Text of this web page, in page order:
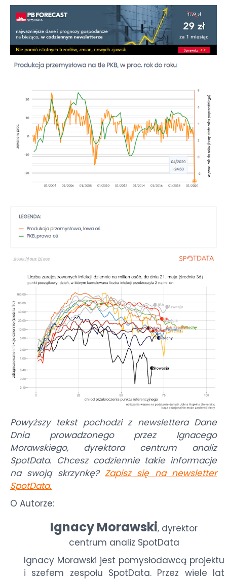
Powyższy tekst pochodzi z newslettera Dane
Dnia prowadzonego przez Ignacego
Morawskiego, dyrektora centrum analiz
SpotData. Chcesz codziennie takie informacje
na swoją skrzynkę? Zapisz się na newsletter
SpotData.
O Autorze:
Ignacy Morawski, dyrektor
centrum analiz SpotData
Ignacy Morawski jest pomysłodawcą projektu
i szefem zespołu SpotData. Przez wiele lat